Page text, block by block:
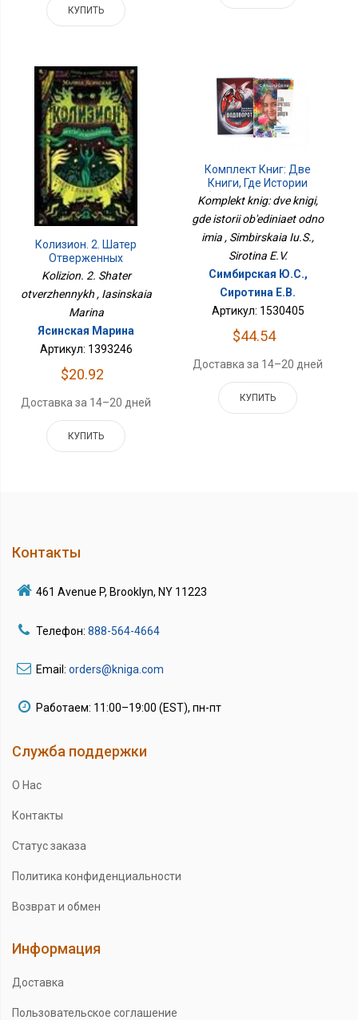
КУПИТЬ
Колизион. 2. Шатер
Отверженных
Kolizion. 2. Shater
otverzhennykh , Iasinskaia
Marina
Ясинская Марина
Артикул: 1393246
$20.92
Доставка за 14–20 дней
КУПИТЬ
Комплект Книг: Две
Книги, Где Истории
Объединяет Одно Имя
Komplekt knig: dve knigi,
gde istorii ob'ediniaet odno
imia , Simbirskaia Iu.S.,
Sirotina E.V.
Симбирская Ю.С.,
Сиротина Е.В.
Артикул: 1530405
$44.54
Доставка за 14–20 дней
КУПИТЬ
Контакты
461 Avenue P, Brooklyn, NY 11223
Телефон: 888-564-4664
Email: orders@kniga.com
Работаем: 11:00–19:00 (EST), пн-пт
Служба поддержки
О Нас
Контакты
Статус заказа
Политика конфиденциальности
Возврат и обмен
Информация
Доставка
Пользовательское соглашение